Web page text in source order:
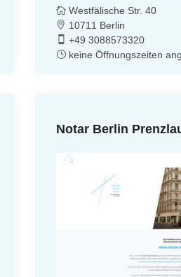
Westfälische Str. 40
10711 Berlin
+49 3088573320
keine Öffnungszeiten
Notar Berlin